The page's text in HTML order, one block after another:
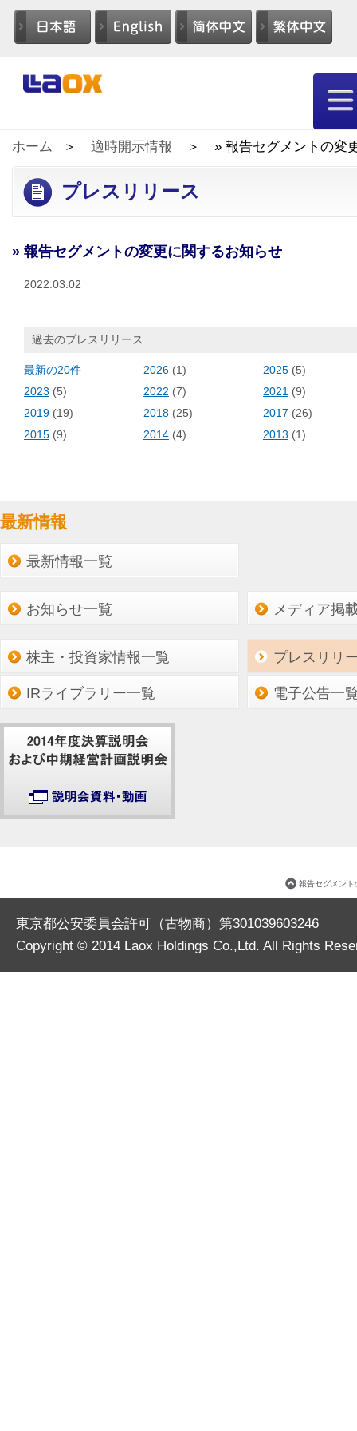
ホーム 適時開示情報 » 報告セグメントの変
プレスリリース
» 報告セグメントの変更に関するお知らせ
2022.03.02
過去のプレスリリース
最新の20件 2026 (1) 2025 (5)
2023 (5) 2022 (7) 2021 (9)
2019 (19) 2018 (25) 2017 (26)
2015 (9) 2014 (4) 2013 (1)
最新情報
最新情報一覧
お知らせ一覧 メディア掲
株主・投資家情報一覧 プレスリリ
IRライブラリー一覧 電子公告一
報告セグメント
東京都公安委員会許可（古物商）第301039603246
Copyright © 2014 Laox Holdings Co.,Ltd. All Rights